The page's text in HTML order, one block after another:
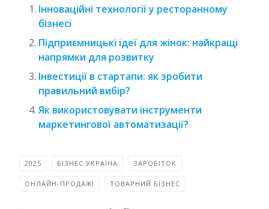
Інноваційні технології у ресторанному
бізнесі
Підприємницькі ідеї для жінок: найкращі
напрямки для розвитку
Інвестиції в стартапи: як зробити
правильний вибір?
Як використовувати інструменти
маркетингової автоматизації?
2025 БІЗНЕС УКРАЇНА ЗАРОБІТОК
ОНЛАЙН-ПРОДАЖІ ТОВАРНИЙ БІЗНЕС